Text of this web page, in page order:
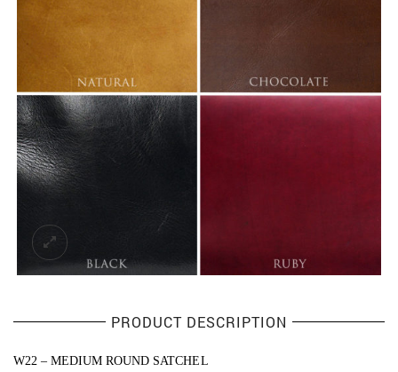
PRODUCT DESCRIPTION
W22 – MEDIUM ROUND SATCHEL